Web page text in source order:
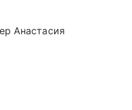
Анастасия